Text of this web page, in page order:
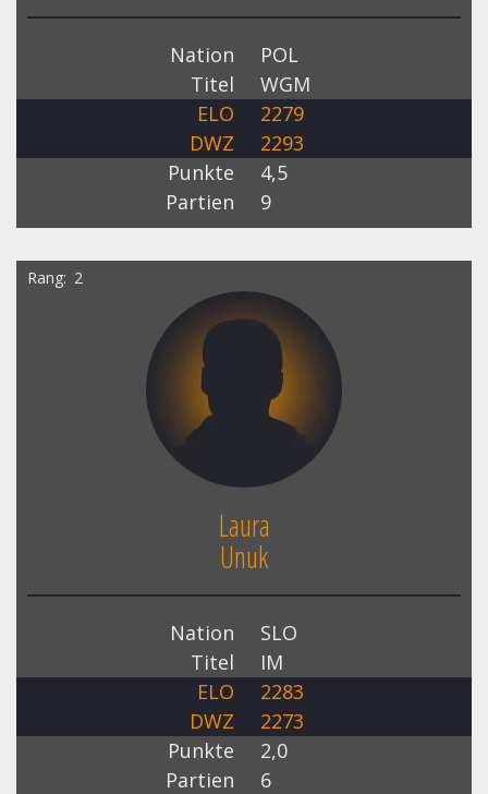
Nation
POL
Titel
WGM
ELO
2279
DWZ
2293
Punkte
4,5
Partien
9
Rang 2
Laura
Unuk
Nation
SLO
Titel
IM
ELO
2283
DWZ
2273
Punkte
2,0
Partien
6